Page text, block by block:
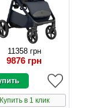
11358 грн
9876 грн
Купить в 1 клик